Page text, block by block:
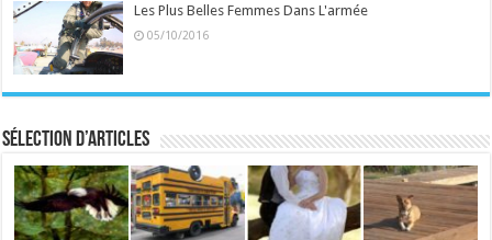
Les Plus Belles Femmes Dans L'armée
05/10/2016
Sélection d’articles